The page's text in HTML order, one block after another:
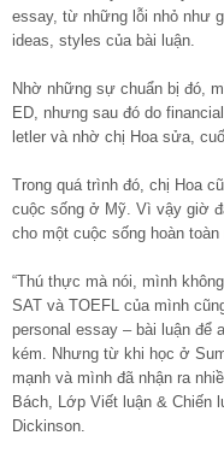
essay, từ những lỗi nhỏ như
ideas, styles của bài luận.
Nhờ những sự chuẩn bị đó,
ED, nhưng sau đó do
letler và nhờ chị Hoa sửa,
Trong quá trình đó, chị Hoa
cuộc sống ở Mỹ. Vì vậy giờ
cho một cuộc sống hoàn
“Thú thực mà nói, mình
SAT và TOEFL của mình
personal essay – bài luận để
kém. Nhưng từ khi học ở
mạnh và mình đã nhận ra
Bách, Lớp Viết luận & Chiến
Dickinson.